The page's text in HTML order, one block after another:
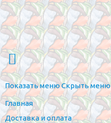
Показать менюСкрыть меню
Главная
Доставка и оплата